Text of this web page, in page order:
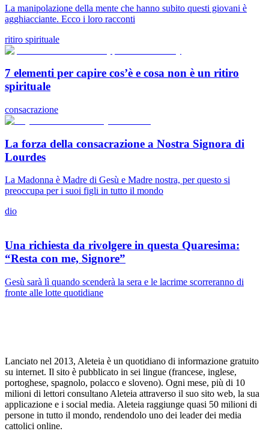
La manipolazione della mente che hanno subito questi giovani è
agghiacciante. Ecco i loro racconti
ritiro spirituale
7 elementi per capire cos’è e cosa non è un ritiro
spirituale
consacrazione
La forza della consacrazione a Nostra Signora di
Lourdes
La Madonna è Madre di Gesù e Madre nostra, per questo si
preoccupa per i suoi figli in tutto il mondo
dio
Una richiesta da rivolgere in questa Quaresima:
“Resta con me, Signore”
Gesù sarà lì quando scenderà la sera e le lacrime scorreranno di
fronte alle lotte quotidiane
Lanciato nel 2013, Aleteia è un quotidiano di informazione gratuito
su internet. Il sito è pubblicato in sei lingue (francese, inglese,
portoghese, spagnolo, polacco e sloveno). Ogni mese, più di 10
milioni di lettori consultano Aleteia attraverso il suo sito web, la sua
applicazione e i social media. Aleteia raggiunge quasi 50 milioni di
persone in tutto il mondo, rendendolo uno dei leader dei media
cattolici online.